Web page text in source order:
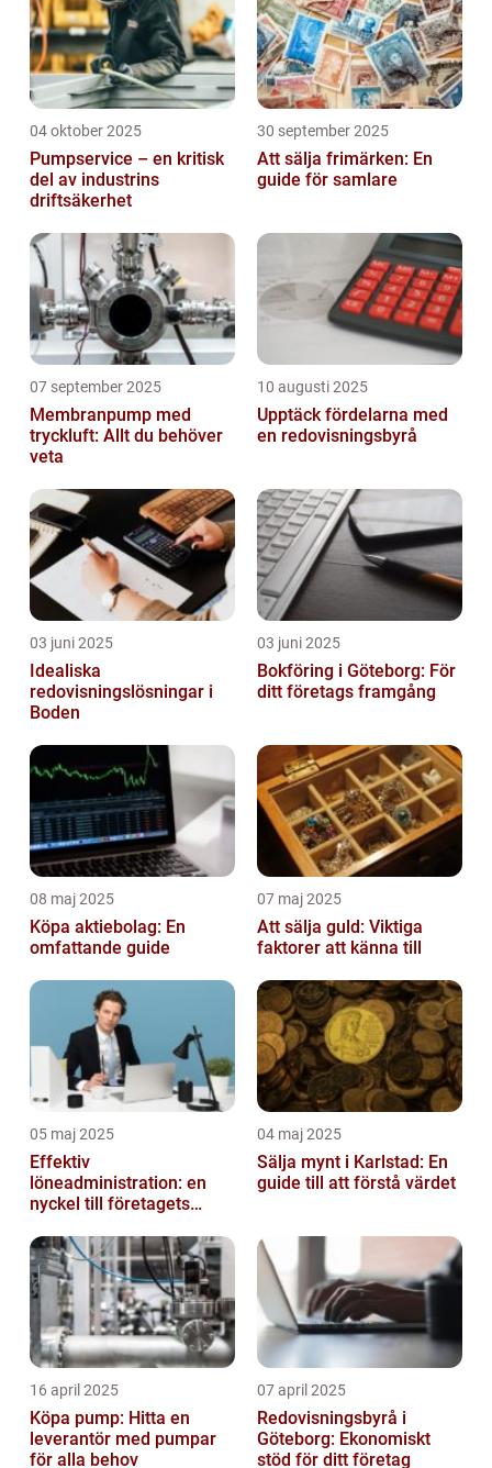
04 oktober 2025
Pumpservice – en kritisk
del av industrins
driftsäkerhet
30 september 2025
Att sälja frimärken: En
guide för samlare
07 september 2025
Membranpump med
tryckluft: Allt du behöver
veta
10 augusti 2025
Upptäck fördelarna med
en redovisningsbyrå
03 juni 2025
Idealiska
redovisningslösningar i
Boden
03 juni 2025
Bokföring i Göteborg: För
ditt företags framgång
08 maj 2025
Köpa aktiebolag: En
omfattande guide
07 maj 2025
Att sälja guld: Viktiga
faktorer att känna till
05 maj 2025
Effektiv
löneadministration: en
nyckel till företagets
04 maj 2025
Sälja mynt i Karlstad: En
guide till att förstå värdet
16 april 2025
Köpa pump: Hitta en
leverantör med pumpar
för alla behov
07 april 2025
Redovisningsbyrå i
Göteborg: Ekonomiskt
stöd för ditt företag